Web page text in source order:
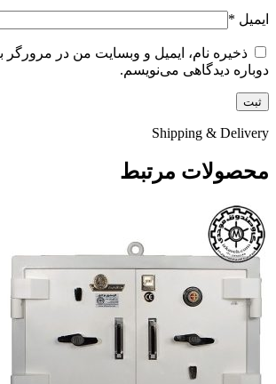
ایمیل *
ذخیره نام، ایمیل و وبسایت من در مرورگر
دوباره دیدگاهی می‌نویسم.
Shipping & Delivery
محصولات مرتبط